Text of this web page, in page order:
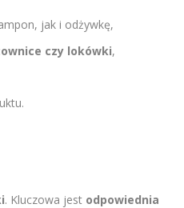
jak i odżywkę,
czy lokówki,
. Kluczowa jest odpowiednia